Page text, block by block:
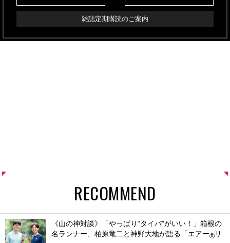
雑誌定期購読のご案内
RECOMMEND
《山の神対談》「やっぱり“タイパ”がいい！」箱根の
名ランナー、柏原竜二と神野大地が語る「エアー®サ